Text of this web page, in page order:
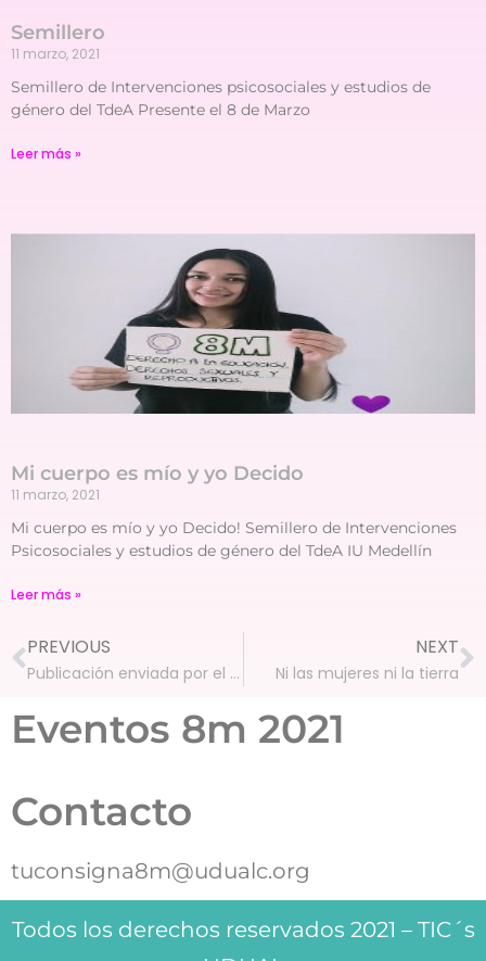
Semillero
11 marzo, 2021
Semillero de Intervenciones psicosociales y estudios de
género del TdeA Presente el 8 de Marzo
Leer más »
Mi cuerpo es mío y yo Decido
11 marzo, 2021
Mi cuerpo es mío y yo Decido! Semillero de Intervenciones
Psicosociales y estudios de género del TdeA IU Medellín
Leer más »
PREVIOUS
Publicación enviada por el usuario
NEXT
Ni las mujeres ni la tierra
Eventos 8m 2021
Contacto
tuconsigna8m@udualc.org
Todos los derechos reservados 2021 – TIC´s